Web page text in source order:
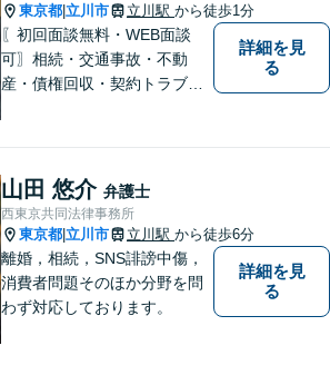
東京都 立川市 立川駅 から徒歩1分
〖初回面談無料・WEB面談
可〗相続・交通事故・不動
産・債権回収・契約トラブル
詳細を見
る
山田 悠介 弁護士
西東京共同法律事務所
東京都 立川市 立川駅 から徒歩6分
離婚，相続，SNS誹謗中傷，
消費者問題そのほか分野を問
わず対応しております。
詳細を見
る